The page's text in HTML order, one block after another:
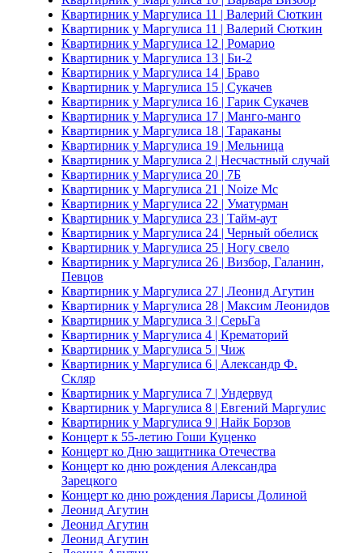
Квартирник у Маргулиса 11 | Валерий Сюткин
Квартирник у Маргулиса 11 | Валерий Сюткин
Квартирник у Маргулиса 12 | Ромарио
Квартирник у Маргулиса 13 | Би-2
Квартирник у Маргулиса 14 | Браво
Квартирник у Маргулиса 15 | Сукачев
Квартирник у Маргулиса 16 | Гарик Сукачев
Квартирник у Маргулиса 17 | Манго-манго
Квартирник у Маргулиса 18 | Тараканы
Квартирник у Маргулиса 19 | Мельница
Квартирник у Маргулиса 2 | Несчастный случай
Квартирник у Маргулиса 20 | 7Б
Квартирник у Маргулиса 21 | Noize Mc
Квартирник у Маргулиса 22 | Уматурман
Квартирник у Маргулиса 23 | Тайм-аут
Квартирник у Маргулиса 24 | Черный обелиск
Квартирник у Маргулиса 25 | Ногу свело
Квартирник у Маргулиса 26 | Визбор, Галанин,
Певцов
Квартирник у Маргулиса 27 | Леонид Агутин
Квартирник у Маргулиса 28 | Максим Леонидов
Квартирник у Маргулиса 3 | СерьГа
Квартирник у Маргулиса 4 | Крематорий
Квартирник у Маргулиса 5 | Чиж
Квартирник у Маргулиса 6 | Александр Ф.
Скляр
Квартирник у Маргулиса 7 | Ундервуд
Квартирник у Маргулиса 8 | Евгений Маргулис
Квартирник у Маргулиса 9 | Найк Борзов
Концерт к 55-летию Гоши Куценко
Концерт ко Дню защитника Отечества
Концерт ко дню рождения Александра
Зарецкого
Концерт ко дню рождения Ларисы Долиной
Леонид Агутин
Леонид Агутин
Леонид Агутин